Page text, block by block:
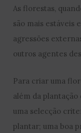
As florestas,
são mais estáveis
agressões
outros agentes
Para criar uma
além da
uma selecção
plantar; uma boa